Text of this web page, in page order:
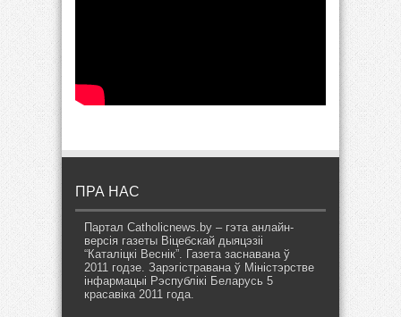
ПРА НАС
Партал Catholicnews.by – гэта анлайн-
версія газеты Віцебскай дыяцэзіі
“Каталіцкі Веснік”. Газета заснавана ў
2011 годзе. Зарэгістравана ў Міністэрстве
інфармацыі Рэспублікі Беларусь 5
красавіка 2011 года.